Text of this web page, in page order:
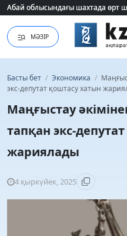
Абай облысындағы шахтада өрт
Абай облысындағы шахтада өрт
МӘЗІР
Басты бет / Экономика /
экс-депутат қоштасу хатын
Маңғыстау
тапқан экс-
жариялады
4 қыркүйек, 2025